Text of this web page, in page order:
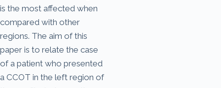
is the most affected when
compared with other
regions. The aim of this
paper is to relate the case
of a patient who presented
a CCOT in the left region of